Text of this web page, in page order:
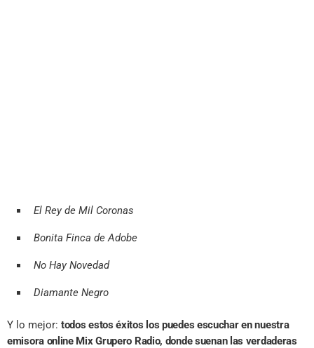
El Rey de Mil Coronas
Bonita Finca de Adobe
No Hay Novedad
Diamante Negro
Y lo mejor: todos estos éxitos los puedes escuchar en nuestra
emisora online Mix Grupero Radio, donde suenan las verdaderas